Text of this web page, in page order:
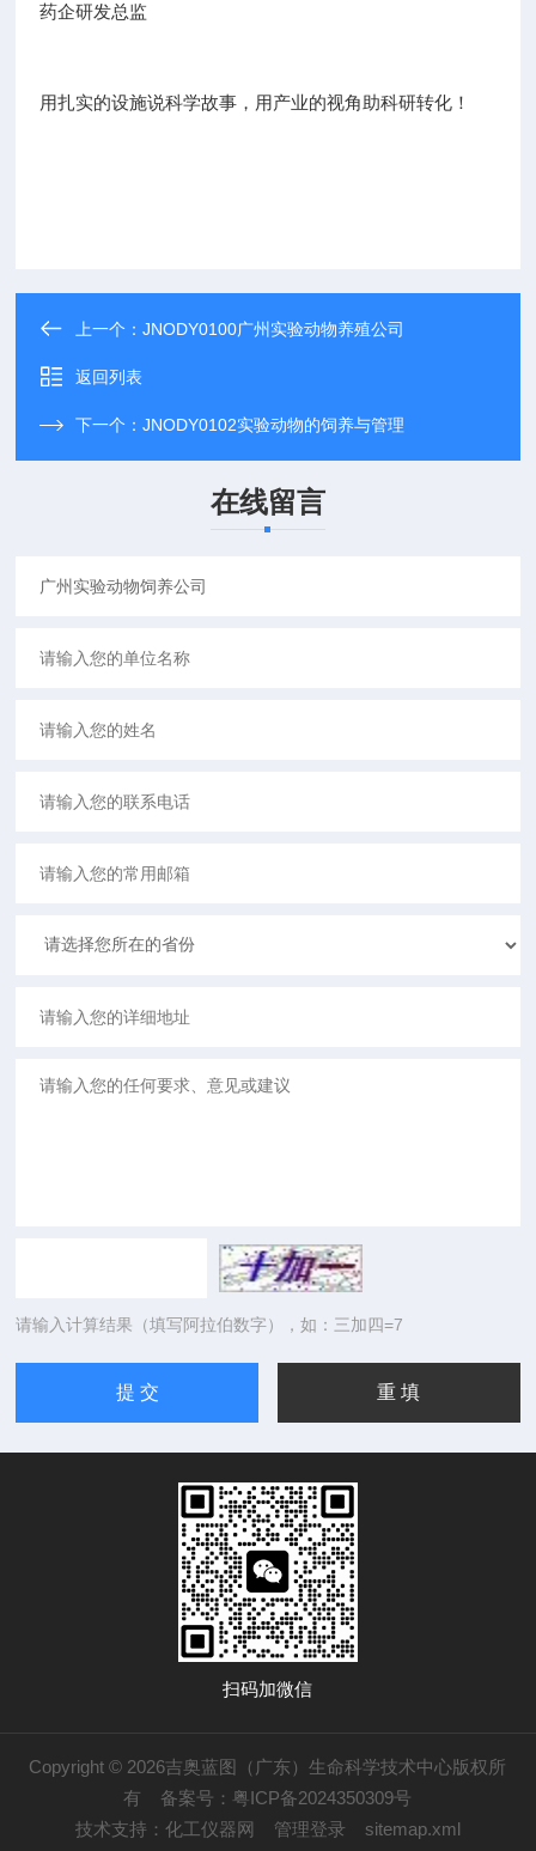
药企研发总监
用扎实的设施说科学故事，用产业的视角助科研转化！
上一个：JNODY0100广州实验动物养殖公司
返回列表
下一个：JNODY0102实验动物的饲养与管理
在线留言
请输入计算结果（填写阿拉伯数字），如：三加四=7
扫码加微信
Copyright © 2026吉奥蓝图（广东）生命科学技术中心版权所
有 备案号：粤ICP备2024350309号
技术支持： 化工仪器网 管理登录 sitemap.xml